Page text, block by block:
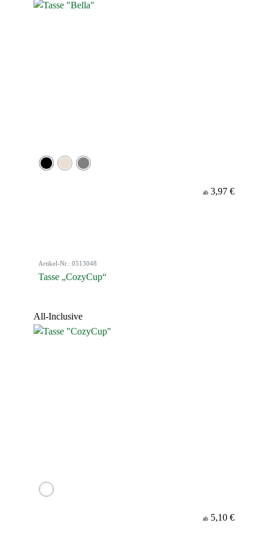
ab 3,97 €
Artikel-Nr.: 0513048
Tasse „CozyCup“
All-Inclusive
ab 5,10 €